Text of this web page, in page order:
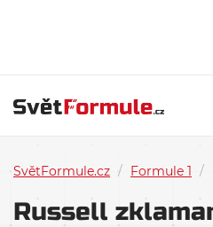
SvětFormule.cz / Formule 1 /
Russell